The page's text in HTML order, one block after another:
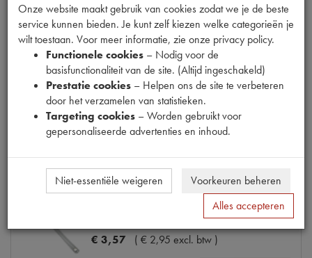
Info Bestel
ALU STRIP AFSLRUBBER DAK 897MM
€ 22,18 (€18,33 excl. btw
Info
DAKBAND ACHTER (GRIJS)
€ 3,57 ( € 2,95 excl. btw )
Onze website maakt gebruik van cookies zodat we je de beste
service kunnen bieden. Je kunt zelf kiezen welke categorieën je
wilt toestaan. Voor meer informatie, zie onze privacy policy.
Functionele cookies – Nodig voor de
basisfunctionaliteit van de site. (Altijd ingeschakeld)
Prestatie cookies – Helpen ons de site te verbeteren
door het verzamelen van statistieken.
Targeting cookies – Worden gebruikt voor
gepersonaliseerde advertenties en inhoud.
Niet-essentiële weigeren
Voorkeuren beheren
Alles accepteren